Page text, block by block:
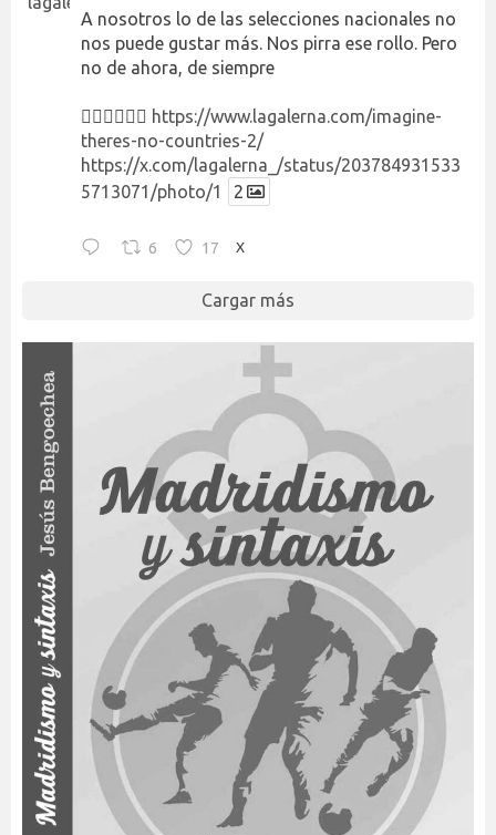
A nosotros lo de las selecciones nacionales no
nos puede gustar más. Nos pirra ese rollo. Pero
no de ahora, de siempre
👉🏻👉🏻👉🏻 https://www.lagalerna.com/imagine-
theres-no-countries-2/
https://x.com/lagalerna_/status/203784931533
5713071/photo/1
2
6 17 X
Cargar más